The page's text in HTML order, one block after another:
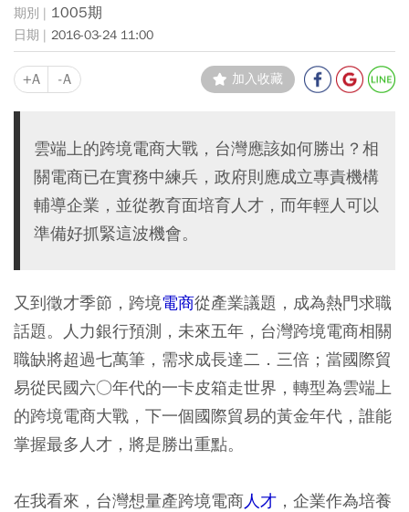
1005期
2016-03-24 11:00
+A -A 加入收藏
雲端上的跨境電商大戰，台灣應該如何勝出？相
關電商已在實務中練兵，政府則應成立專責機構
輔導企業，並從教育面培育人才，而年輕人可以
準備好抓緊這波機會。
又到徵才季節，跨境電商從產業議題，成為熱門求職
話題。人力銀行預測，未來五年，台灣跨境電商相關
職缺將超過七萬筆，需求成長達二．三倍；當國際貿
易從民國六○年代的一卡皮箱走世界，轉型為雲端上
的跨境電商大戰，下一個國際貿易的黃金年代，誰能
掌握最多人才，將是勝出重點。
在我看來，台灣想量產跨境電商人才 ，企業作為培養